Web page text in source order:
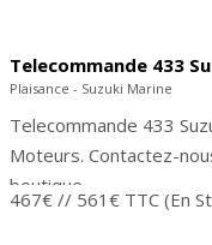
Telecommande 433
Plaisance - Suzuki Marine
Telecommande 433
Moteurs. Contactez-
boutique...
467€ // 561€ TTC (En